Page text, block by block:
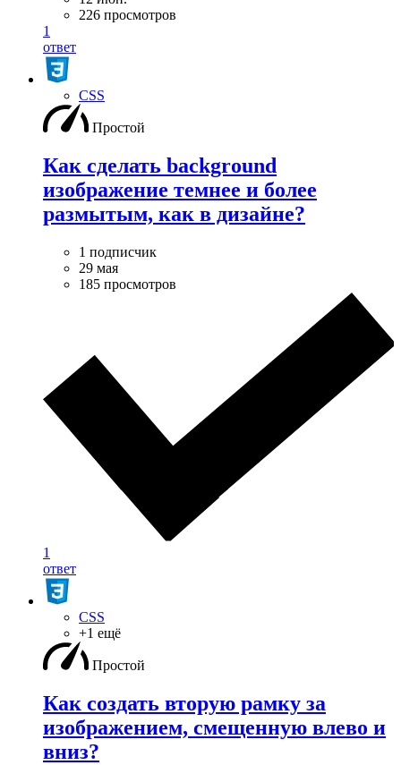
226 просмотров
1
ответ
CSS
Простой
Как сделать background
изображение темнее и более
размытым, как в дизайне?
1 подписчик
29 мая
185 просмотров
1
ответ
CSS
+1 ещё
Простой
Как создать вторую рамку за
изображением, смещенную влево и
вниз?